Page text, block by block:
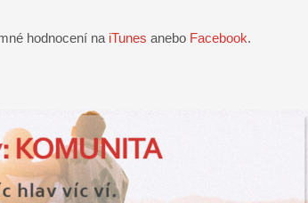
hodnocení na iTunes anebo Facebook.